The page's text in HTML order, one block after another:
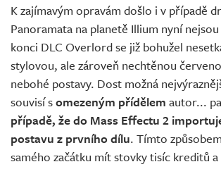
K zajímavým opravám došlo i v případě
Panoramata na planetě Illium nyní
konci DLC Overlord se již bohužel
stylovou, ale zároveň nechtěnou
nebohé postavy. Dost možná
souvisí somezeným přídělem autor...
případě, že do Mass Effectu 2
postavu z prvního dílu. Tímto
samého začátku mít stovky tisíc kreditů